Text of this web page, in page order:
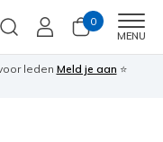
0
MENU
leden Meld je aan ⭐